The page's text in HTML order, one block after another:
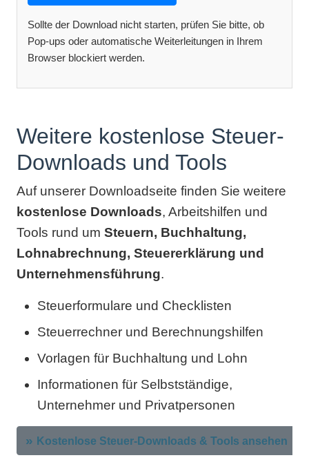
Sollte der Download nicht starten, prüfen Sie bitte, ob
Pop-ups oder automatische Weiterleitungen in Ihrem
Browser blockiert werden.
Weitere kostenlose Steuer-
Downloads und Tools
Auf unserer Downloadseite finden Sie weitere
kostenlose Downloads, Arbeitshilfen und
Tools rund um Steuern, Buchhaltung,
Lohnabrechnung, Steuererklärung und
Unternehmensführung.
Steuerformulare und Checklisten
Steuerrechner und Berechnungshilfen
Vorlagen für Buchhaltung und Lohn
Informationen für Selbstständige,
Unternehmer und Privatpersonen
Kostenlose Steuer-Downloads & Tools ansehen